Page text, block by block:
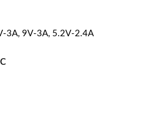
3A, 9V-3A, 5.2V-2.4A